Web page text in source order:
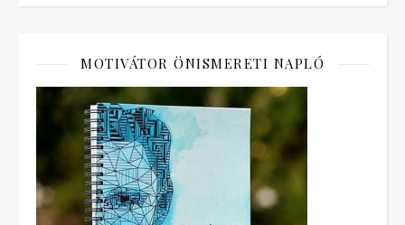
MOTIVÁTOR ÖNISMERETI NAPLÓ